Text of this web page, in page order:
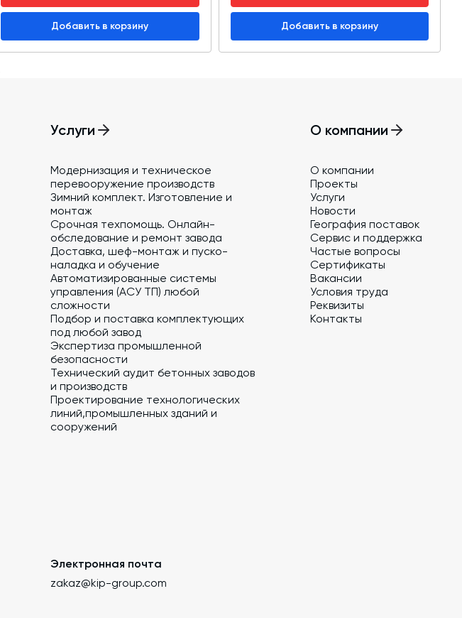
Добавить в корзину Добавить в корзину
Услуги
Модернизация и техническое
перевооружение производств
Зимний комплект. Изготовление и
монтаж
Срочная техпомощь. Онлайн-
обследование и ремонт завода
Доставка, шеф-монтаж и пуско-
наладка и обучение
Автоматизированные системы
управления (АСУ ТП) любой
сложности
Подбор и поставка комплектующих
под любой завод
Экспертиза промышленной
безопасности
Технический аудит бетонных заводов
и производств
Проектирование технологических
линий,промышленных зданий и
сооружений
О компании
О компании
Проекты
Услуги
Новости
География поставок
Сервис и поддержка
Частые вопросы
Сертификаты
Вакансии
Условия труда
Реквизиты
Контакты
Электронная почта
zakaz@kip-group.com